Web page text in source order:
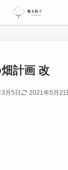
計画 改
月5日 2021年5月2日